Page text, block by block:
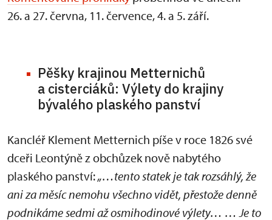
26. a 27. června, 11. července, 4. a 5. září.
Pěšky krajinou Metternichů
a cisterciáků: Výlety do krajiny
bývalého plaského panství
Kancléř Klement Metternich píše v roce 1826 své
dceři Leontýně z obchůzek nově nabytého
plaského panství:„…tento statek je tak rozsáhlý, že
ani za měsíc nemohu všechno vidět, přestože denně
podnikáme sedmi až osmihodinové výlety… … Je to